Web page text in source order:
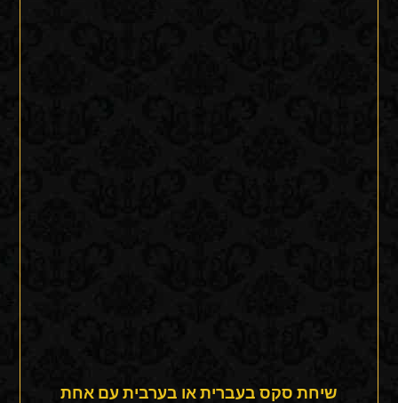
שיחת סקס בעברית או בערבית עם אחת